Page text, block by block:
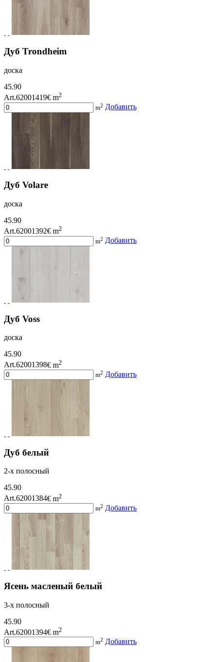
Дуб Trondheim
доска
45.90
Art.62001419€ m2
m2 Добавить
Дуб Volare
доска
45.90
Art.62001392€ m2
m2 Добавить
Дуб Voss
доска
45.90
Art.62001398€ m2
m2 Добавить
Дуб белый
2-х полосный
45.90
Art.62001384€ m2
m2 Добавить
Ясень масленый белый
3-х полосный
45.90
Art.62001394€ m2
m2 Добавить